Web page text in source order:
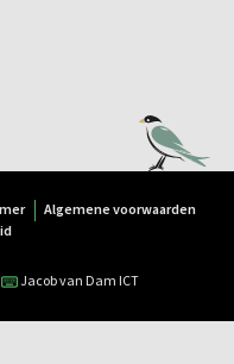
Algemene voorwaarden
Jacob van Dam ICT